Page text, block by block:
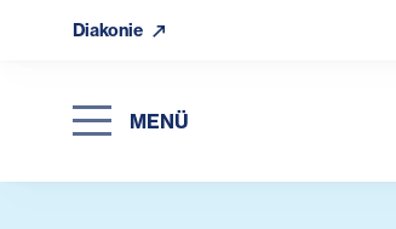
Diakonie
MENÜ